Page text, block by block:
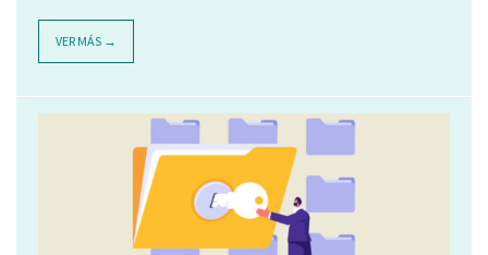
VER MÁS →